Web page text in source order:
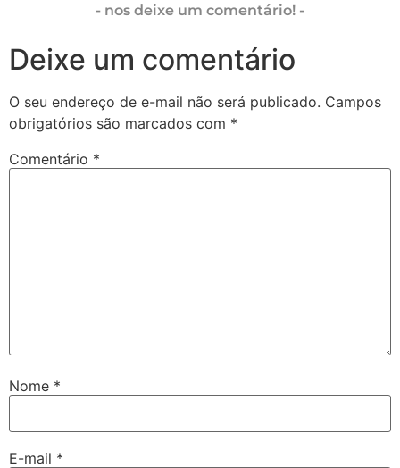
- nos deixe um comentário! -
Deixe um comentário
O seu endereço de e-mail não será publicado. Campos
obrigatórios são marcados com *
Comentário *
Nome *
E-mail *